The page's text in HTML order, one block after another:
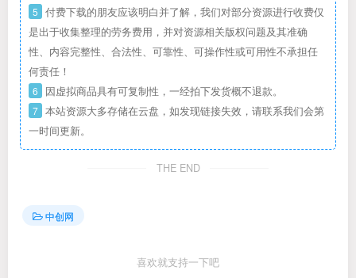
5 付费下载的朋友应该明白并了解，我们对部分资源进行收费仅
是出于收集整理的劳务费用，并对资源相关版权问题及其准确
性、内容完整性、合法性、可靠性、可操作性或可用性不承担任
何责任！
6 因虚拟商品具有可复制性，一经拍下发货概不退款。
7 本站资源大多存储在云盘，如发现链接失效，请联系我们会第
一时间更新。
THE END
中创网
喜欢就支持一下吧